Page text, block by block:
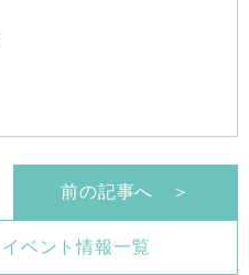
ベント情報一覧
前の記事へ ＞